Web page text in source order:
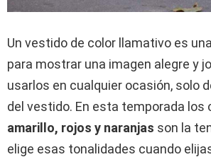
Un vestido de color llamativo es
para mostrar una imagen alegre y
usarlos en cualquier ocasión, solo
del vestido. En esta temporada los
amarillo, rojos y naranjas son la
elige esas tonalidades cuando